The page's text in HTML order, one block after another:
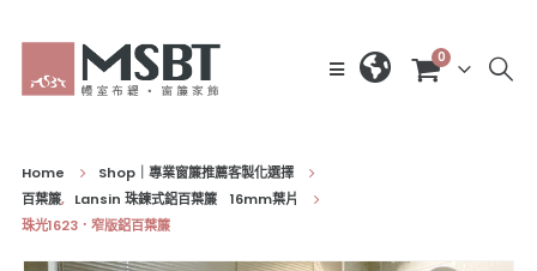
0
Home
Shop｜專業窗簾推薦客製化選擇
百葉簾, Lansin 珠鍊式鋁百葉簾 16mm葉片
珠光1623．窄版鋁百葉簾